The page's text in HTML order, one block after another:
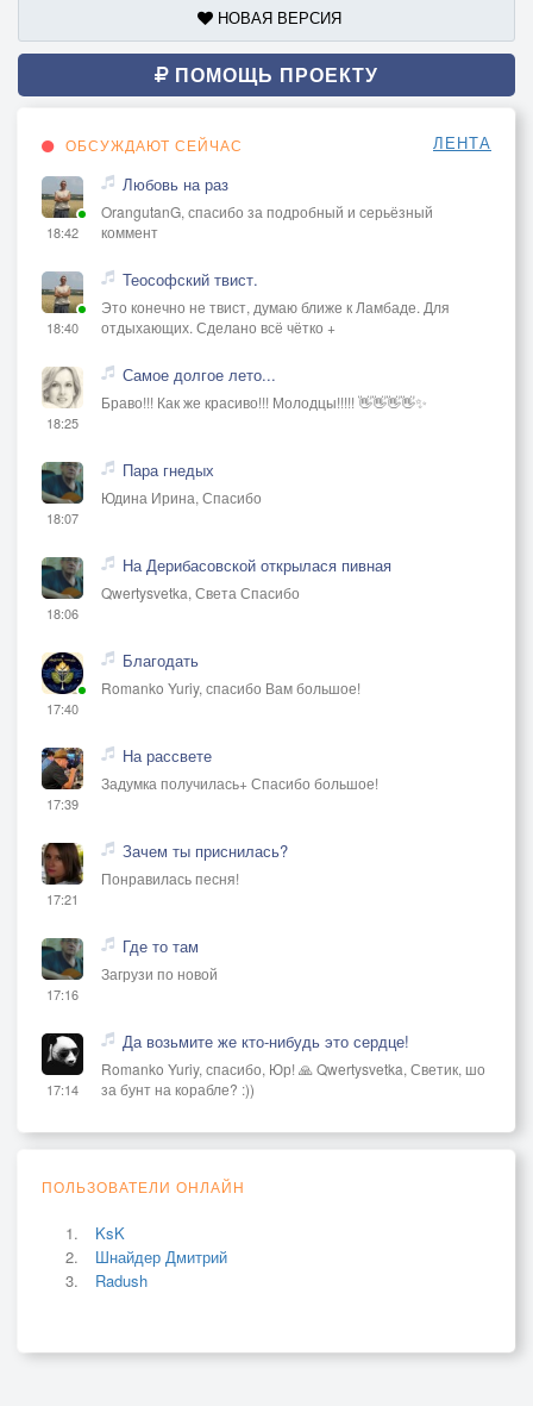
НОВАЯ ВЕРСИЯ
ПОМОЩЬ ПРОЕКТУ
ОБСУЖДАЮТ СЕЙЧАС ЛЕНТА
18:42
Любовь на раз
OrangutanG, спасибо за подробный и серьёзный
коммент
18:40
Теософский твист.
Это конечно не твист, думаю ближе к Ламбаде. Для
отдыхающих. Сделано всё чётко +
18:25
Самое долгое лето...
Браво!!! Как же красиво!!! Молодцы!!!!! 👋👋👋👋✨
18:07
Пара гнедых
Юдина Ирина, Спасибо
18:06
На Дерибасовской открылася пивная
Qwertysvetka, Света Спасибо
17:40
Благодать
Romanko Yuriy, спасибо Вам большое!
17:39
На рассвете
Задумка получилась+ Спасибо большое!
17:21
Зачем ты приснилась?
Понравилась песня!
17:16
Где то там
Загрузи по новой
17:14
Да возьмите же кто-нибудь это сердце!
Romanko Yuriy, спасибо, Юр! 🙏 Qwertysvetka, Светик, шо
за бунт на корабле? :))
ПОЛЬЗОВАТЕЛИ ОНЛАЙН
KsK
Шнайдер Дмитрий
Radush